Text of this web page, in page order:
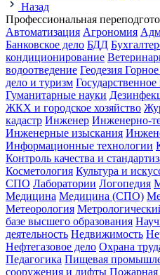
Назад
Профессиональная
Автоматизация Агрономия
Банковское дело БДД
кондиционирование
водоотведение Геодезия
дело и туризм
Гуманитарные науки
ЖКХ и городское хозяйство
кадастр Инженер Инженерно-
Инженерные изыскания
Информационные технологии
Контроль качества и
Косметология Культура и
СПО Лаборатории Логопедия
Медицина Медицина (СПО)
Метеорология
базе высшего образования
деятельность Недвижимость
Нефтегазовое дело Охрана
Педагогика Пищевая
сооружения и лифты Пожарная